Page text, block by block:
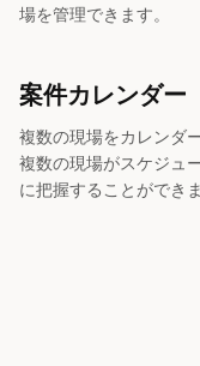
場を管理できます。
案件カレンダー
複数の現場をカレンダ
複数の現場がスケジュ
に把握することができま